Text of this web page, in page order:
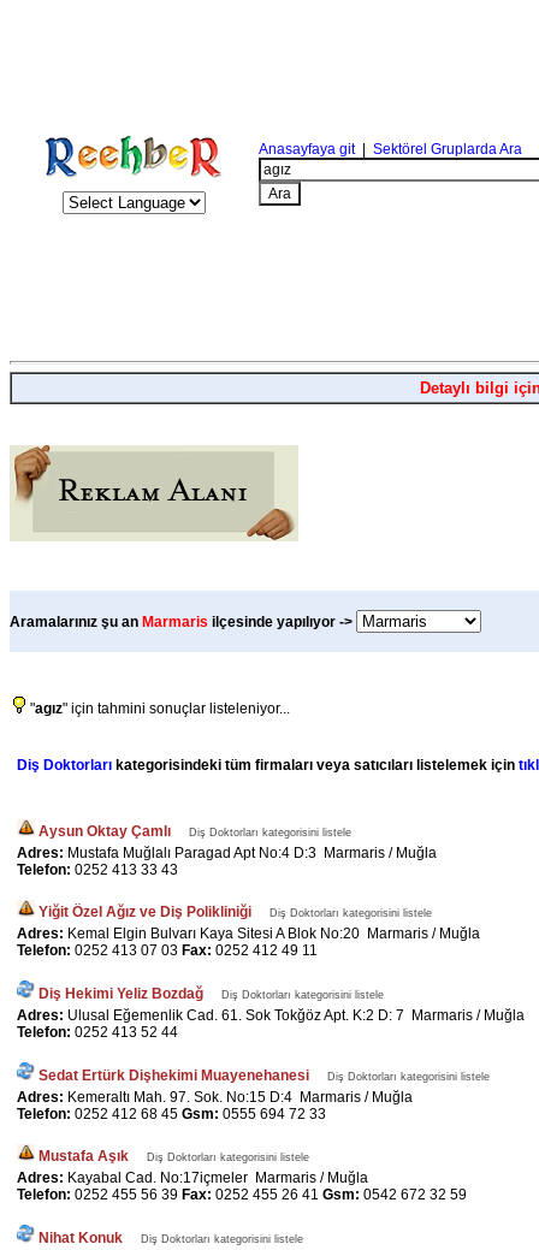
Anasayfaya git| Sektörel Gruplarda Ara
Detaylı bilgi
Aramalarınız şu an Marmaris ilçesinde yapılıyor ->
"agız" için tahmini sonuçlar listeleniyor...
Diş Doktorları kategorisindeki tüm firmaları veya satıcıları listelemek için
Aysun Oktay Çamlı Diş Doktorları kategorisini listele
Adres: Mustafa Muğlalı Paragad Apt No:4 D:3 Marmaris / Muğla
Telefon: 0252 413 33 43
Yiğit Özel Ağız ve Diş Polikliniği Diş Doktorları kategorisini listele
Adres: Kemal Elgin Bulvarı Kaya Sitesi A Blok No:20 Marmaris / Muğla
Telefon: 0252 413 07 03 Fax: 0252 412 49 11
Diş Hekimi Yeliz Bozdağ Diş Doktorları kategorisini listele
Adres: Ulusal Eğemenlik Cad. 61. Sok Tokğöz Apt. K:2 D: 7 Marmaris / Muğla
Telefon: 0252 413 52 44
Sedat Ertürk Dişhekimi Muayenehanesi Diş Doktorları kategorisini listele
Adres: Kemeraltı Mah. 97. Sok. No:15 D:4 Marmaris / Muğla
Telefon: 0252 412 68 45 Gsm: 0555 694 72 33
Mustafa Aşık Diş Doktorları kategorisini listele
Adres: Kayabal Cad. No:17içmeler Marmaris / Muğla
Telefon: 0252 455 56 39 Fax: 0252 455 26 41 Gsm: 0542 672 32 59
Nihat Konuk Diş Doktorları kategorisini listele